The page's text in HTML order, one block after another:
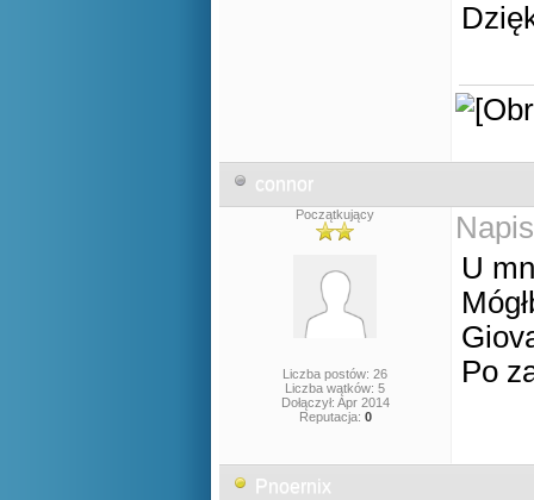
connor
Początkujący
Liczba postów: 26
Liczba wątków: 5
Dołączył: Apr 2014
Reputacja: 0
U
Po
Pnoernix